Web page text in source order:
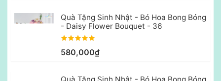
Quà Tặng Sinh Nhật - Bó Hoa Bong Bóng
- Daisy Flower Bouquet - 36
580,000₫
Quà Tặng Sinh Nhật - Bó Hoa Bong Bóng